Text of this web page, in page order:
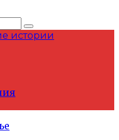
истории